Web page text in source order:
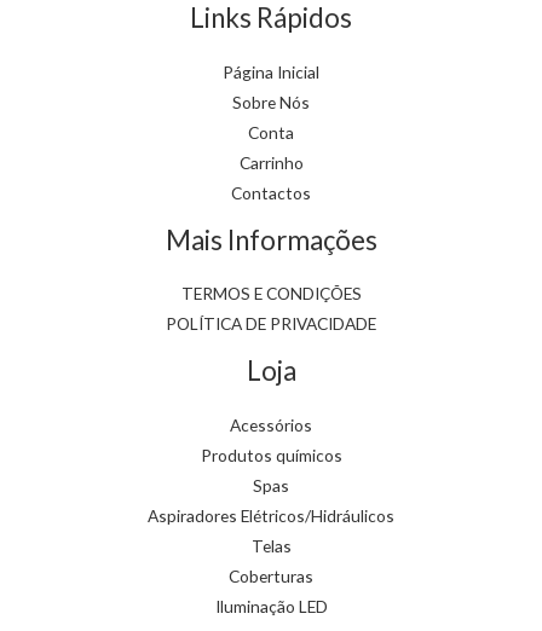
Links Rápidos
Página Inicial
Sobre Nós
Conta
Carrinho
Contactos
Mais Informações
TERMOS E CONDIÇÕES
POLÍTICA DE PRIVACIDADE
Loja
Acessórios
Produtos químicos
Spas
Aspiradores Elétricos/Hidráulicos
Telas
Coberturas
Iluminação LED